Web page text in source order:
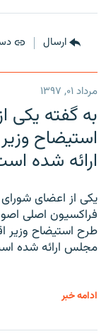
ارسال
مرداد ۰۱, ۱۳۹۷
به گفته یکی
استیضاح
ارائه شده
یکی از اعضای
فراکسیون اصلی
مجلس ارائه شده
ادامه خبر